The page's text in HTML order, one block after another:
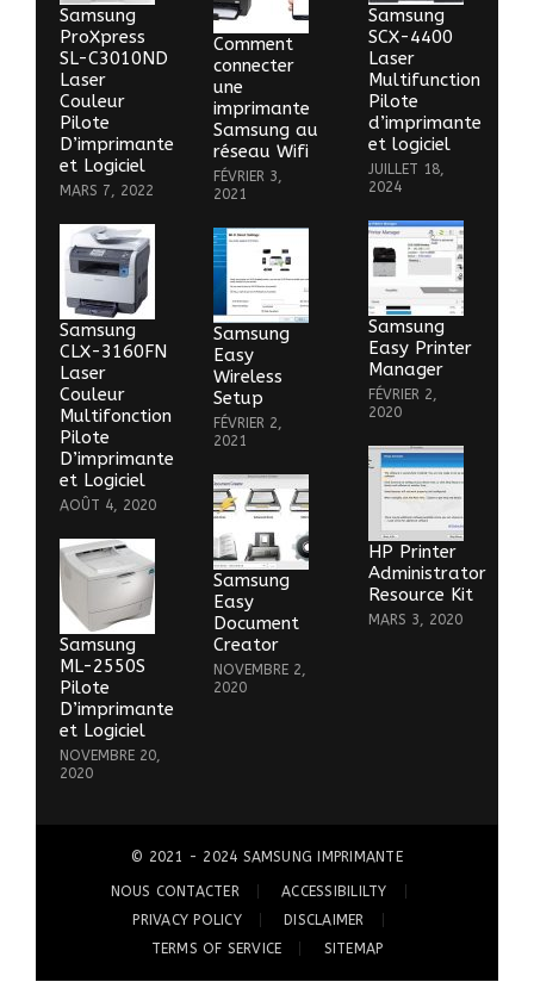
Samsung
ProXpress
SL-C3010ND
Laser
Couleur
Pilote
D’imprimante
et Logiciel
MARS 7, 2022
Samsung
CLX-3160FN
Laser
Couleur
Multifonction
Pilote
D’imprimante
et Logiciel
AOÛT 4, 2020
Samsung
ML-2550S
Pilote
D’imprimante
et Logiciel
NOVEMBRE 20,
2020
Comment
connecter
une
imprimante
Samsung au
réseau Wifi
FÉVRIER 3,
2021
Samsung
Easy
Wireless
Setup
FÉVRIER 2,
2021
Samsung
Easy
Document
Creator
NOVEMBRE 2,
2020
Samsung
SCX-4400
Laser
Multifunction
Pilote
d’imprimante
et logiciel
JUILLET 18,
2024
Samsung
Easy Printer
Manager
FÉVRIER 2,
2020
HP Printer
Administrator
Resource Kit
MARS 3, 2020
© 2021 - 2024 SAMSUNG IMPRIMANTE
NOUS CONTACTER
ACCESSIBILILTY
PRIVACY POLICY
DISCLAIMER
TERMS OF SERVICE
SITEMAP